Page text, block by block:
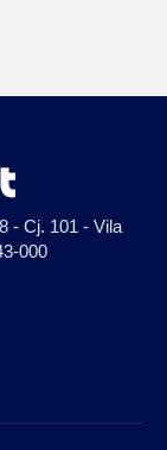
- Cj. 101 - Vila
000